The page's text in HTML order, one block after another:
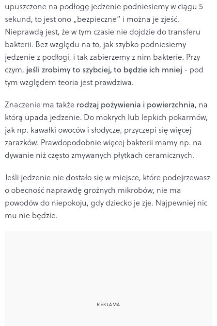
upuszczone na podłogę jedzenie podniesiemy w ciągu 5
sekund, to jest ono „bezpieczne” i można je zjeść.
Nieprawdą jest, że w tym czasie nie dojdzie do transferu
bakterii. Bez względu na to, jak szybko podniesiemy
jedzenie z podłogi, i tak zabierzemy z nim bakterie. Przy
czym, jeśli zrobimy to szybciej, to będzie ich mniej - pod
tym względem teoria jest prawdziwa.
Znaczenie ma także rodzaj pożywienia i powierzchnia, na
którą upada jedzenie. Do mokrych lub lepkich pokarmów,
jak np. kawałki owoców i słodycze, przyczepi się więcej
zarazków. Prawdopodobnie więcej bakterii mamy np. na
dywanie niż często zmywanych płytkach ceramicznych.
Jeśli jedzenie nie dostało się w miejsce, które podejrzewasz
o obecność naprawdę groźnych mikrobów, nie ma
powodów do niepokoju, gdy dziecko je zje. Najpewniej nic
mu nie będzie.